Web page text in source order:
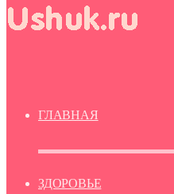
ГЛАВНАЯ
ЗДОРОВЬЕ